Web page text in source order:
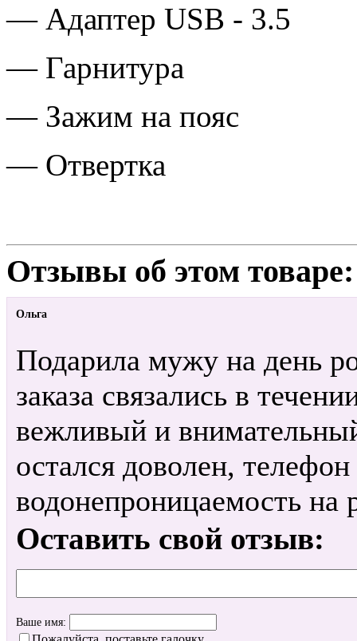
— Адаптер USB - 3.5
— Гарнитура
— Зажим на пояс
— Отвертка
Отзывы об этом товаре:
Ольга
Подарила мужу на день
заказа связались в
вежливый и
остался доволен,
водонепроницаемость на
Оставить свой отзыв:
Ваше имя: